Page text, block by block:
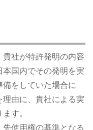
社が特許発明の内容
国内でその発明を実
をしていた場合に
由に、貴社による実
す。
使用権の基準となる